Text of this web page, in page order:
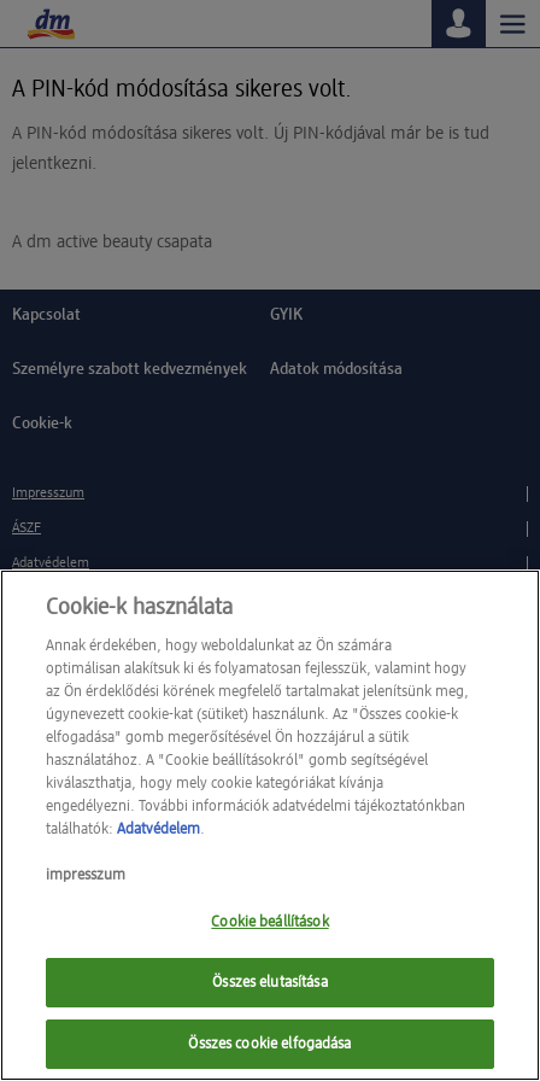
A PIN-kód módosítása sikeres volt.
A PIN-kód módosítása sikeres volt. Új PIN-kódjával már be is tud
jelentkezni.
A dm active beauty csapata
Kapcsolat GYIK
Személyre szabott kedvezmények Adatok módosítása
Cookie-k
Impresszum
ÁSZF
Adatvédelem
AKADÁLYMENTESSÉGI NYILATKOZAT
Cookie-k használata
Annak érdekében, hogy weboldalunkat az Ön számára
optimálisan alakítsuk ki és folyamatosan fejlesszük, valamint hogy
az Ön érdeklődési körének megfelelő tartalmakat jelenítsünk meg,
úgynevezett cookie-kat (sütiket) használunk. Az "Összes cookie-k
elfogadása" gomb megerősítésével Ön hozzájárul a sütik
használatához. A "Cookie beállításokról" gomb segítségével
kiválaszthatja, hogy mely cookie kategóriákat kívánja
engedélyezni. További információk adatvédelmi tájékoztatónkban
találhatók:Adatvédelem.
impresszum
Cookie beállítások
Összes elutasítása
Összes cookie elfogadása